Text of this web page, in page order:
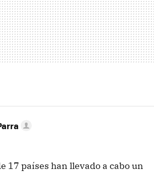
17 países han llevado a cabo un